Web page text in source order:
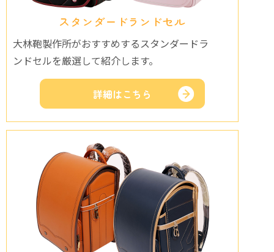
スタンダードランドセル
大林鞄製作所がおすすめするスタンダードラ
ンドセルを厳選して紹介します。
詳細はこちら